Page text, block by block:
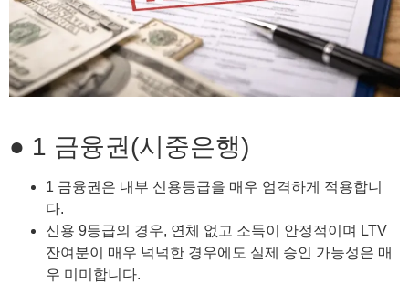
● 1 금융권(시중은행)
1 금융권은 내부 신용등급을 매우 엄격하게 적용합니
다.
신용 9등급의 경우, 연체 없고 소득이 안정적이며 LTV
잔여분이 매우 넉넉한 경우에도 실제 승인 가능성은 매
우 미미합니다.